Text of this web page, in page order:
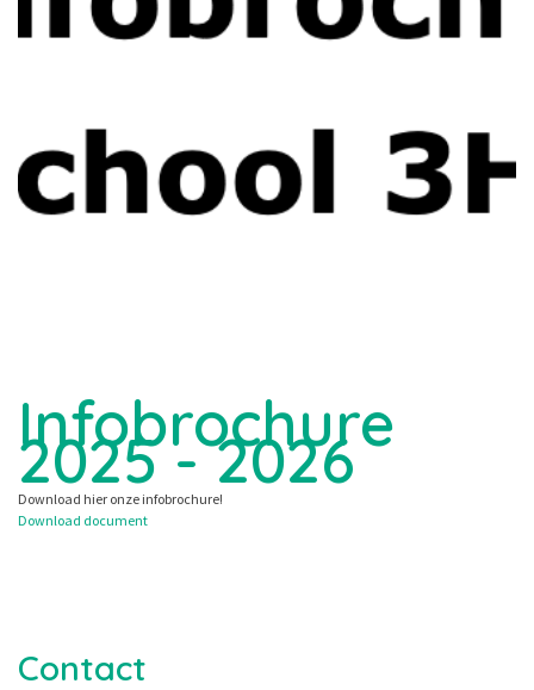
Infobrochure
2025 - 2026
Download hier onze infobrochure!
Download document
Contact